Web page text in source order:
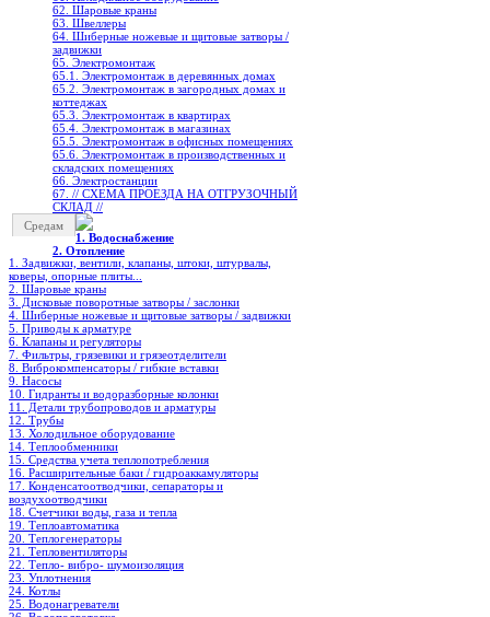
62. Шаровые краны
63. Швеллеры
64. Шиберные ножевые и щитовые затворы /
задвижки
65. Электромонтаж
65.1. Электромонтаж в деревянных домах
65.2. Электромонтаж в загородных домах и
коттеджах
65.3. Электромонтаж в квартирах
65.4. Электромонтаж в магазинах
65.5. Электромонтаж в офисных помещениях
65.6. Электромонтаж в производственных и
складских помещениях
66. Электростанции
67. // СХЕМА ПРОЕЗДА НА ОТГРУЗОЧНЫЙ
СКЛАД //
Средам
1. Водоснабжение
2. Отопление
1. Задвижки, вентили, клапаны, штоки, штурвалы,
коверы, опорные плиты...
2. Шаровые краны
3. Дисковые поворотные затворы / заслонки
4. Шиберные ножевые и щитовые затворы / задвижки
5. Приводы к арматуре
6. Клапаны и регуляторы
7. Фильтры, грязевики и грязеотделители
8. Виброкомпенсаторы / гибкие вставки
9. Насосы
10. Гидранты и водоразборные колонки
11. Детали трубопроводов и арматуры
12. Трубы
13. Холодильное oборудование
14. Теплообменники
15. Средства учета теплопотребления
16. Расширительные баки / гидроаккамуляторы
17. Конденсатоотводчики, сепараторы и
воздухоотводчики
18. Счетчики воды, газа и тепла
19. Теплоавтоматика
20. Теплогенераторы
21. Тепловентиляторы
22. Тепло- вибро- шумоизоляция
23. Уплотнения
24. Котлы
25. Водонагреватели